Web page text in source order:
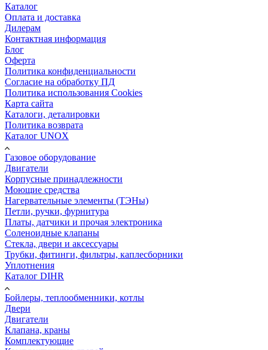
Каталог
Оплата и доставка
Дилерам
Контактная информация
Блог
Оферта
Политика конфиденциальности
Согласие на обработку ПД
Политика использования Cookies
Карта сайта
Каталоги, деталировки
Политика возврата
Каталог UNOX
Газовое оборудование
Двигатели
Корпусные принадлежности
Моющие средства
Нагервательные элементы (ТЭНы)
Петли, ручки, фурнитура
Платы, датчики и прочая электроника
Соленоидные клапаны
Стекла, двери и аксессуары
Трубки, фитинги, фильтры, каплесборники
Уплотнения
Каталог DIHR
Бойлеры, теплообменники, котлы
Двери
Двигатели
Клапана, краны
Комплектующие